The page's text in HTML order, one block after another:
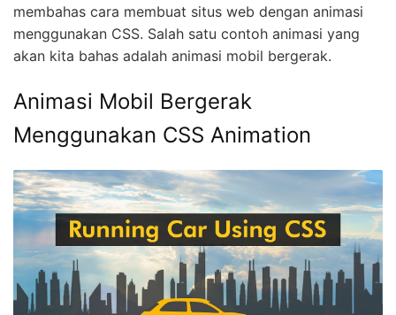
membahas cara membuat situs web dengan animasi
menggunakan CSS. Salah satu contoh animasi yang
akan kita bahas adalah animasi mobil bergerak.
Animasi Mobil Bergerak
Menggunakan CSS Animation